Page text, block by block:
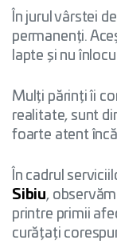
În jurul vârstei
permanenți.
lapte și nu
Mulți părinți îi
realitate, sunt
foarte atent
În cadrul
Sibiu,
printre primii
curățați